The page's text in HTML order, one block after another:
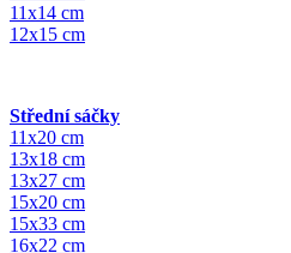
11x14 cm
12x15 cm
Střední sáčky
11x20 cm
13x18 cm
13x27 cm
15x20 cm
15x33 cm
16x22 cm